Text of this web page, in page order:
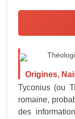
Origines,
Tyconius (ou
romaine,
des